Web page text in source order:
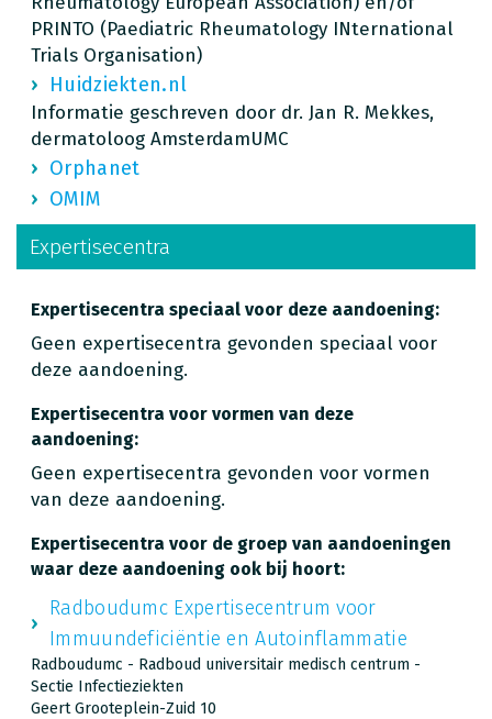
PRINTO (Paediatric Rheumatology INternational
Trials Organisation)
Huidziekten.nl
Informatie geschreven door dr. Jan R. Mekkes,
dermatoloog AmsterdamUMC
Orphanet
OMIM
Expertisecentra
Expertisecentra speciaal voor deze aandoening:
Geen expertisecentra gevonden speciaal voor
deze aandoening.
Expertisecentra voor vormen van deze
aandoening:
Geen expertisecentra gevonden voor vormen
van deze aandoening.
Expertisecentra voor de groep van aandoeningen
waar deze aandoening ook bij hoort:
Radboudumc Expertisecentrum voor
Immuundeficiëntie en Autoinflammatie
Radboudumc - Radboud universitair medisch centrum -
Sectie Infectieziekten
Geert Grooteplein-Zuid 10